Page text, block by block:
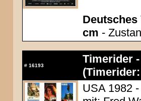
Deutsches
cm -
# 16193
Timerider
USA 1982